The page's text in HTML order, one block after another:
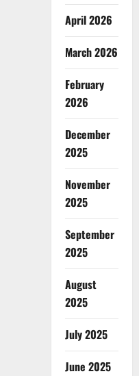
April 2026
March 2026
February
2026
December
2025
November
2025
September
2025
August
2025
July 2025
June 2025